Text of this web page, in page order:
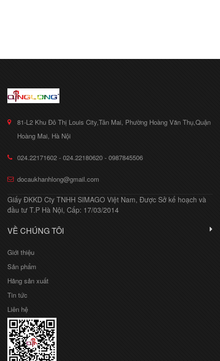
81-L2 Khu Đô Thị Louis City,Tân Mai, Phường Hoàng Văn Thụ,Quận
Hoàng Mai, Hà Nội
024.22171602 - 024.22180620 - 0987845506
docaukhanhlong@gmail.com
Giấy ĐKKD Cty TNHH SIMAGO Việt Nam, Được Sở kế hoạch và
đầu tư T.P Hà Nội, Cấp: 17/03/2014
VỀ CHÚNG TÔI
Giới thiệu
Sản phẩm
Hãng sản xuất
Tin tức
Liên hệ